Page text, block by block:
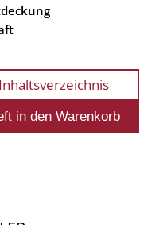
Inhaltsverzeichnis